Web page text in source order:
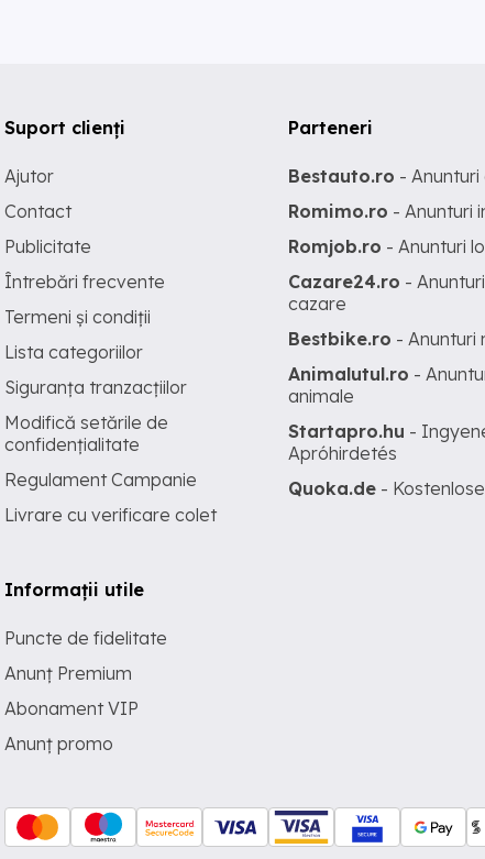
Suport clienți
Ajutor
Contact
Publicitate
Întrebări frecvente
Termeni și condiții
Lista categoriilor
Siguranța tranzacțiilor
Modifică setările de
confidențialitate
Regulament Campanie
Livrare cu verificare colet
Informații utile
Puncte de fidelitate
Anunț Premium
Abonament VIP
Anunț promo
Parteneri
Bestauto.ro -
Romimo.ro - Anunturi
Romjob.ro - Anunturi
Cazare24.ro -
cazare
Bestbike.ro - Anunturi
Animalutul.ro -
animale
Startapro.hu -
Apróhirdetés
Quoka.de -